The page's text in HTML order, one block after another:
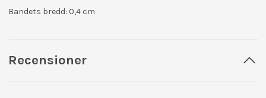
Bandets bredd: 0,4 cm
Recensioner